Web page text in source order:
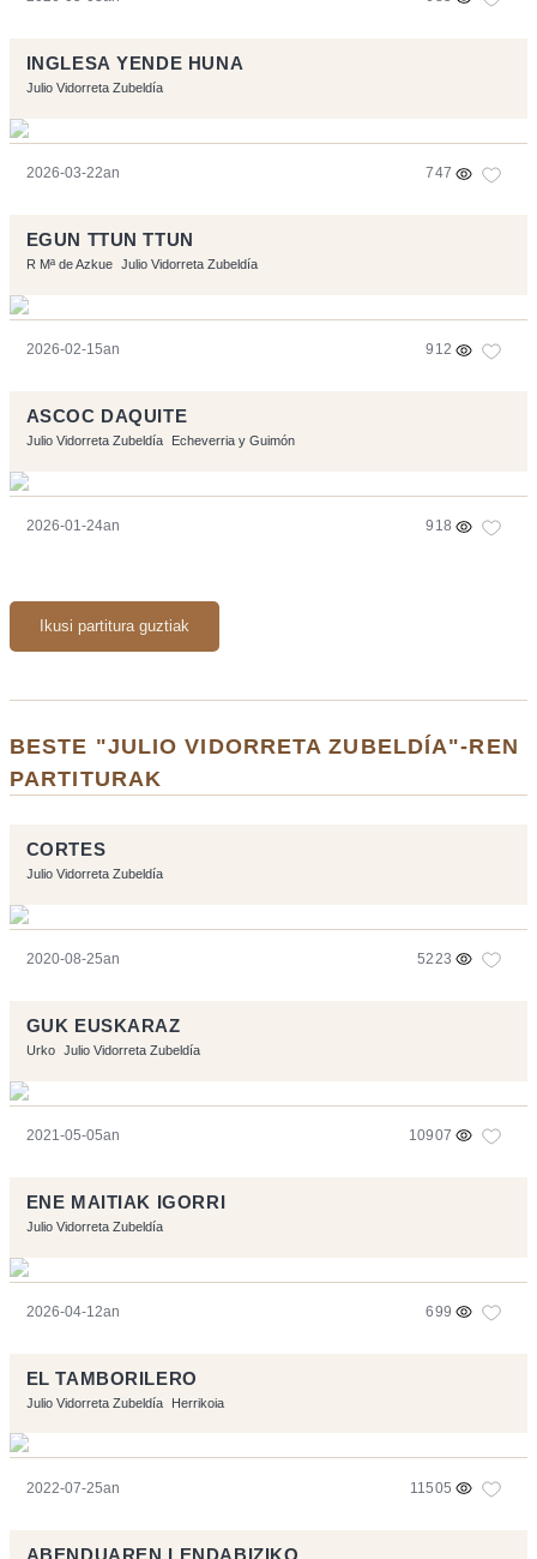
INGLESA YENDE HUNA
Julio Vidorreta Zubeldía
2026-03-22an 747
EGUN TTUN TTUN
R Mª de Azkue Julio Vidorreta Zubeldía
2026-02-15an 912
ASCOC DAQUITE
Julio Vidorreta Zubeldía Echeverria y Guimón
2026-01-24an 918
Ikusi partitura guztiak
BESTE "JULIO VIDORRETA ZUBELDÍA"-REN
PARTITURAK
CORTES
Julio Vidorreta Zubeldía
2020-08-25an 5223
GUK EUSKARAZ
Urko Julio Vidorreta Zubeldía
2021-05-05an 10907
ENE MAITIAK IGORRI
Julio Vidorreta Zubeldía
2026-04-12an 699
EL TAMBORILERO
Julio Vidorreta Zubeldía Herrikoia
2022-07-25an 11505
ABENDUAREN LENDABIZIKO